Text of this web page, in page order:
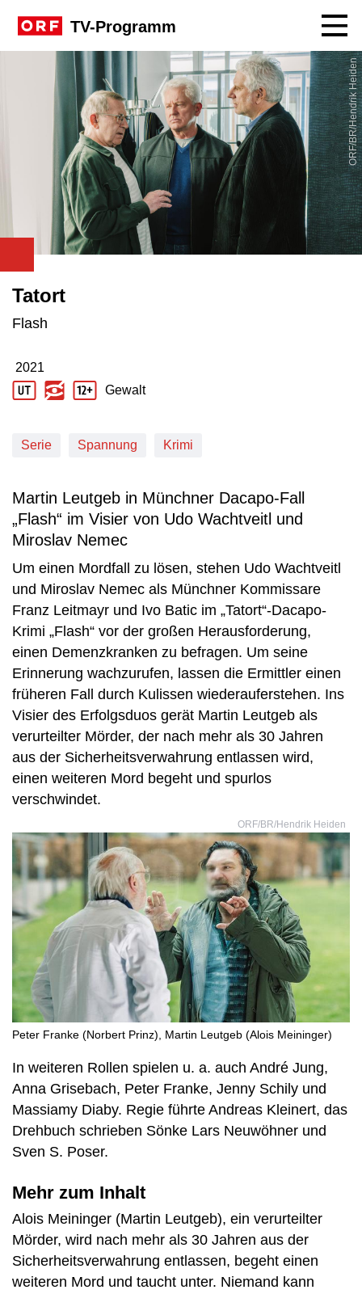
TV-Programm
ORF/BR/Hendrik Heiden
Tatort
Flash
Produktionsjahr: 2021
2021
Jugendschutz Beschreibung: Gewalt
Gewalt
Serie Spannung Krimi
Martin Leutgeb in Münchner Dacapo-Fall
„Flash“ im Visier von Udo Wachtveitl und
Miroslav Nemec
Um einen Mordfall zu lösen, stehen Udo Wachtveitl
und Miroslav Nemec als Münchner Kommissare
Franz Leitmayr und Ivo Batic im „Tatort“-Dacapo-
Krimi „Flash“ vor der großen Herausforderung,
einen Demenzkranken zu befragen. Um seine
Erinnerung wachzurufen, lassen die Ermittler einen
früheren Fall durch Kulissen wiederauferstehen. Ins
Visier des Erfolgsduos gerät Martin Leutgeb als
verurteilter Mörder, der nach mehr als 30 Jahren
aus der Sicherheitsverwahrung entlassen wird,
einen weiteren Mord begeht und spurlos
verschwindet.
ORF/BR/Hendrik Heiden
Peter Franke (Norbert Prinz), Martin Leutgeb (Alois Meininger)
In weiteren Rollen spielen u. a. auch André Jung,
Anna Grisebach, Peter Franke, Jenny Schily und
Massiamy Diaby. Regie führte Andreas Kleinert, das
Drehbuch schrieben Sönke Lars Neuwöhner und
Sven S. Poser.
Mehr zum Inhalt
Alois Meininger (Martin Leutgeb), ein verurteilter
Mörder, wird nach mehr als 30 Jahren aus der
Sicherheitsverwahrung entlassen, begeht einen
weiteren Mord und taucht unter. Niemand kann